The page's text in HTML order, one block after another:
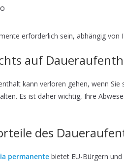
erforderlich sein, abhängig von
auf
kann verloren gehen, wenn Sie
Es ist daher wichtig, Ihre
des
permanente bietet EU-Bürgern